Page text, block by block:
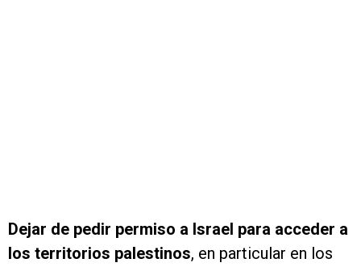
Dejar de pedir permiso a Israel para acceder a
los territorios palestinos, en particular en los